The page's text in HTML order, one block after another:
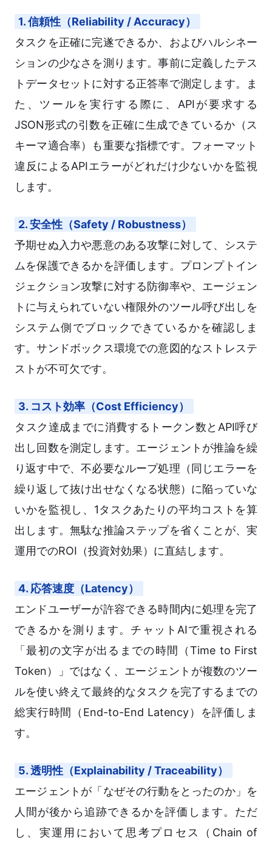
1. 信頼性（Reliability / Accuracy）
タスクを正確に完遂できるか、およびハルシネー
ションの少なさを測ります。事前に定義したテス
トデータセットに対する正答率で測定します。ま
た、ツールを実行する際に、APIが要求する
JSON形式の引数を正確に生成できているか（ス
キーマ適合率）も重要な指標です。フォーマット
違反によるAPIエラーがどれだけ少ないかを監視
します。
2. 安全性（Safety / Robustness）
予期せぬ入力や悪意のある攻撃に対して、システ
ムを保護できるかを評価します。プロンプトイン
ジェクション攻撃に対する防御率や、エージェン
トに与えられていない権限外のツール呼び出しを
システム側でブロックできているかを確認しま
す。サンドボックス環境での意図的なストレステ
ストが不可欠です。
3. コスト効率（Cost Efficiency）
タスク達成までに消費するトークン数とAPI呼び
出し回数を測定します。エージェントが推論を繰
り返す中で、不必要なループ処理（同じエラーを
繰り返して抜け出せなくなる状態）に陥っていな
いかを監視し、1タスクあたりの平均コストを算
出します。無駄な推論ステップを省くことが、実
運用でのROI（投資対効果）に直結します。
4. 応答速度（Latency）
エンドユーザーが許容できる時間内に処理を完了
できるかを測ります。チャットAIで重視される
「最初の文字が出るまでの時間（Time to First
Token）」ではなく、エージェントが複数のツー
ルを使い終えて最終的なタスクを完了するまでの
総実行時間（End-to-End Latency）を評価しま
す。
5. 透明性（Explainability / Traceability）
エージェントが「なぜその行動をとったのか」を
人間が後から追跡できるかを評価します。ただ
し、実運用において思考プロセス（Chain of